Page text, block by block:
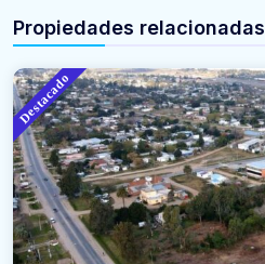
Propiedades relacionadas
Destacado